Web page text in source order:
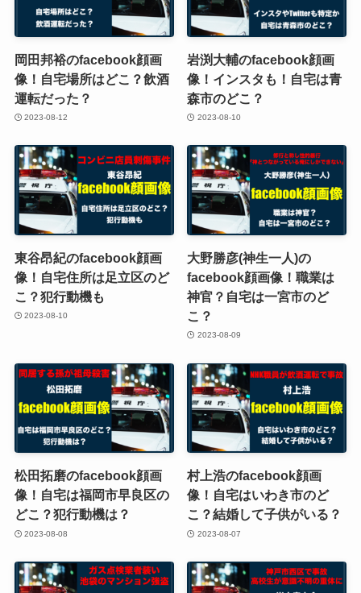
岡田邦裕のfacebook顔画
像！自宅場所はどこ？飲酒
運転だった？
2023-08-12
岩渕大輔のfacebook顔画
像！インスタも！自宅は青
森市のどこ？
2023-08-10
東谷昂紀のfacebook顔画
像！自宅住所は足立区のど
こ？犯行動機も
2023-08-10
大野勝彦(神生一人)の
facebook顔画像！職業は
神官？自宅は一宮市のど
こ？
2023-08-09
松田拓磨のfacebook顔画
像！自宅は福岡市早良区の
どこ？犯行動機は？
2023-08-08
村上浩のfacebook顔画
像！自宅はいわき市のど
こ？結婚して子供がいる？
2023-08-07